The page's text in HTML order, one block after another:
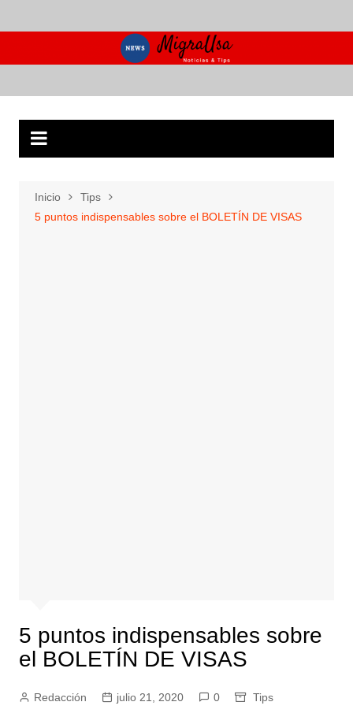
al
Inicio
Tips
5 puntos indispensables sobre el BOLETÍN DE VISAS
5 puntos indispensables sobre
el BOLETÍN DE VISAS
Redacción julio 21, 2020 0 Tips